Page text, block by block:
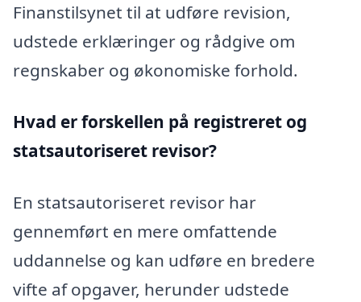
Finanstilsynet til at udføre revision,
udstede erklæringer og rådgive om
regnskaber og økonomiske forhold.
Hvad er forskellen på registreret og
statsautoriseret revisor?
En statsautoriseret revisor har
gennemført en mere omfattende
uddannelse og kan udføre en bredere
vifte af opgaver, herunder udstede